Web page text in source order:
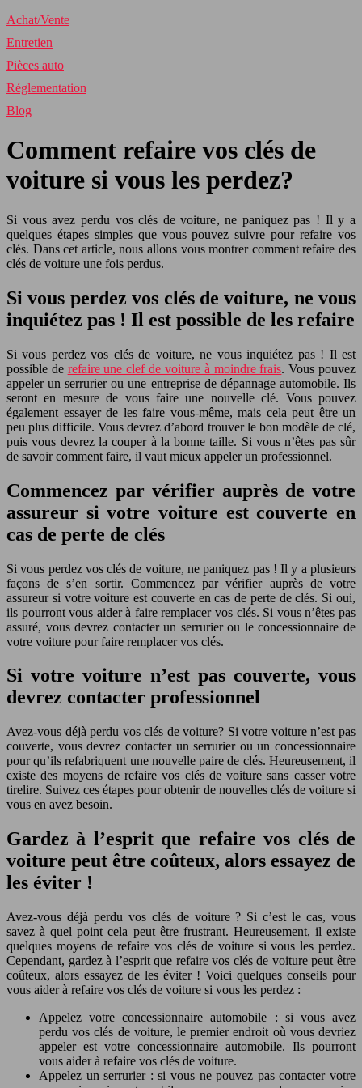
Achat/Vente
Entretien
Pièces auto
Réglementation
Blog
Comment refaire vos clés de
voiture si vous les perdez?
Si vous avez perdu vos clés de voiture, ne paniquez pas ! Il y a
quelques étapes simples que vous pouvez suivre pour refaire vos
clés. Dans cet article, nous allons vous montrer comment refaire des
clés de voiture une fois perdus.
Si vous perdez vos clés de voiture, ne vous
inquiétez pas ! Il est possible de les refaire
Si vous perdez vos clés de voiture, ne vous inquiétez pas ! Il est
possible de refaire une clef de voiture à moindre frais. Vous pouvez
appeler un serrurier ou une entreprise de dépannage automobile. Ils
seront en mesure de vous faire une nouvelle clé. Vous pouvez
également essayer de les faire vous-même, mais cela peut être un
peu plus difficile. Vous devrez d’abord trouver le bon modèle de clé,
puis vous devrez la couper à la bonne taille. Si vous n’êtes pas sûr
de savoir comment faire, il vaut mieux appeler un professionnel.
Commencez par vérifier auprès de votre
assureur si votre voiture est couverte en
cas de perte de clés
Si vous perdez vos clés de voiture, ne paniquez pas ! Il y a plusieurs
façons de s’en sortir. Commencez par vérifier auprès de votre
assureur si votre voiture est couverte en cas de perte de clés. Si oui,
ils pourront vous aider à faire remplacer vos clés. Si vous n’êtes pas
assuré, vous devrez contacter un serrurier ou le concessionnaire de
votre voiture pour faire remplacer vos clés.
Si votre voiture n’est pas couverte, vous
devrez contacter professionnel
Avez-vous déjà perdu vos clés de voiture? Si votre voiture n’est pas
couverte, vous devrez contacter un serrurier ou un concessionnaire
pour qu’ils refabriquent une nouvelle paire de clés. Heureusement, il
existe des moyens de refaire vos clés de voiture sans casser votre
tirelire. Suivez ces étapes pour obtenir de nouvelles clés de voiture si
vous en avez besoin.
Gardez à l’esprit que refaire vos clés de
voiture peut être coûteux, alors essayez de
les éviter !
Avez-vous déjà perdu vos clés de voiture ? Si c’est le cas, vous
savez à quel point cela peut être frustrant. Heureusement, il existe
quelques moyens de refaire vos clés de voiture si vous les perdez.
Cependant, gardez à l’esprit que refaire vos clés de voiture peut être
coûteux, alors essayez de les éviter ! Voici quelques conseils pour
vous aider à refaire vos clés de voiture si vous les perdez :
Appelez votre concessionnaire automobile : si vous avez
perdu vos clés de voiture, le premier endroit où vous devriez
appeler est votre concessionnaire automobile. Ils pourront
vous aider à refaire vos clés de voiture.
Appelez un serrurier : si vous ne pouvez pas contacter votre